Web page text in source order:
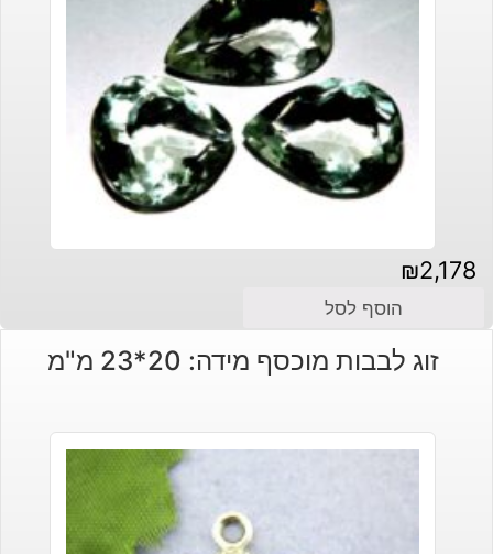
₪2,178
הוסף לסל
זוג לבבות מוכסף מידה: 20*23 מ"מ